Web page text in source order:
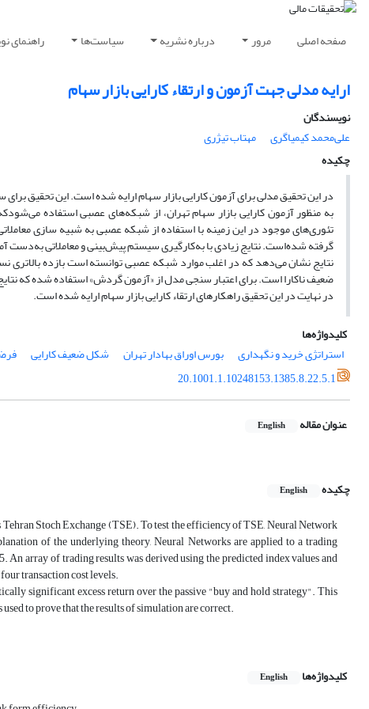
صفحه اصلی مرور درباره نشریه سیاست‌ها راهنمای
ارایه مدلی جهت آزمون و ارتقاء کارایی بازار سهام
نویسندگان
علی‌محمد کیمیاگری
مهتاب تیژری
چکیده
در این تحقیق مدلی برای آزمون کارایی بازار سهام ارایه شده است. این تحقیق
به ‌منظور آزمون کارایی بازار سهام تهران، از شبکه‌های عصبی استفاده
گرفته شده‌است. نتایج زیادی با به‌کارگیری سیستم پیش‌بینی و معاملاتی به‌دست آمده است که در آن از 4 حد آستانه و 4 سطح
نتایج نشان می‌دهد که در اغلب موارد شبکه عصبی توانسته است بازده
ضعیف ناکارا است. برای اعتبار سنجی مدل از «آزمون گردش» استفاده شده که
در نهایت در این تحقیق راهکارهای ارتقاء کارایی بازار سهام ارایه شده است.
کلیدواژه‌ها
استراتژی خرید و نگهداری
بورس اوراق بهادار تهران شکل ضعیف کارایی
20.1001.1.10248153.1385.8.22.5.1
عنوان مقاله English
چکیده English
Stoch Exchange (TSE). To test the efficiency of TSE, Neural Network
of the underlying theory, Neural Networks are applied to a trading
array of trading results was derived using the predicted index values and
transaction cost levels.
significant excess return over the passive "buy and hold strategy". This
to prove that the results of simulation are correct.
کلیدواژه‌ها English